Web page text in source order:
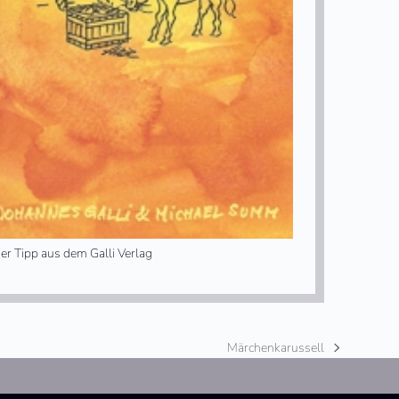
Tipp aus dem Galli Verlag
Nächster
Märchenkarussell